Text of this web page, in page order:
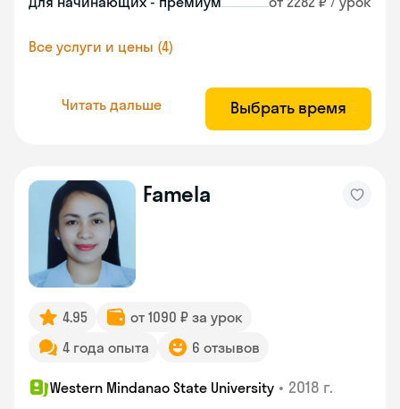
Все услуги и цены (4)
Читать дальше Выбрать время
Famela
4.95
от 1090 ₽ за урок
4 года опыта
6 отзывов
Western Mindanao State University • 2018 г.